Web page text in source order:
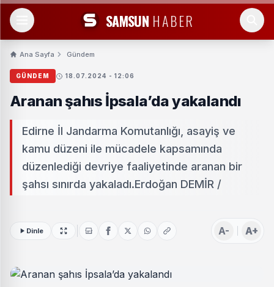
SAMSUN HABER
Ana Sayfa Gündem
GÜNDEM 18.07.2024 - 12:06
Aranan şahıs İpsala’da yakalandı
Edirne İl Jandarma Komutanlığı, asayiş ve
kamu düzeni ile mücadele kapsamında
düzenlediği devriye faaliyetinde aranan bir
şahsı sınırda yakaladı.Erdoğan DEMİR /
Dinle A- A+